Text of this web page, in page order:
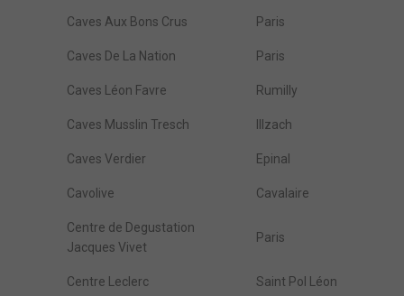
Caves Aux Bons Crus Paris
Caves De La Nation Paris
Caves Léon Favre Rumilly
Caves Musslin Tresch Illzach
Caves Verdier Epinal
Cavolive Cavalaire
Centre de Degustation
Jacques Vivet
Paris
Centre Leclerc Saint Pol Léon